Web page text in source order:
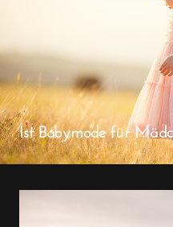
Ist Babymode für